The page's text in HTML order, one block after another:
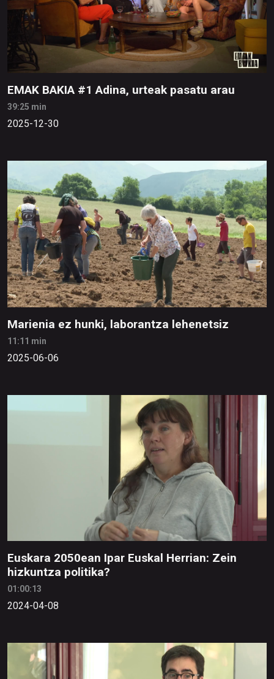
EMAK BAKIA #1 Adina, urteak pasatu arau
39:25 min
2025-12-30
Marienia ez hunki, laborantza lehenetsiz
11:11 min
2025-06-06
Euskara 2050ean Ipar Euskal Herrian: Zein
hizkuntza politika?
01:00:13
2024-04-08